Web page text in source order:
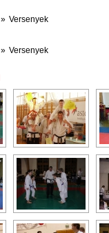
» Versenyek
» Versenyek